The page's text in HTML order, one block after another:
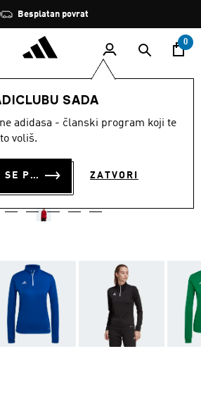
Zaustavi
rotaciju
Besplatan povrat
0
SADA
adidasa - članski program koji te
voliš.
PRIJAVI SE ILI SE PRIDRUŽI SADA ZATVORI
TOP W
cijena